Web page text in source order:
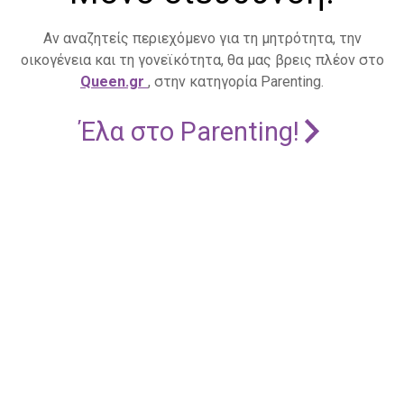
Αν αναζητείς περιεχόμενο για τη μητρότητα, την
οικογένεια και τη γονεϊκότητα, θα μας βρεις πλέον στο
Queen.gr , στην κατηγορία Parenting.
Έλα στο Parenting!